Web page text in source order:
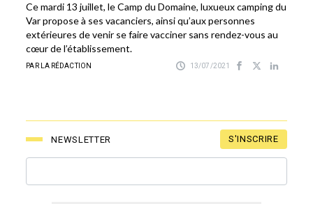
Ce mardi 13 juillet, le Camp du Domaine, luxueux camping du
Var propose à ses vacanciers, ainsi qu’aux personnes
extérieures de venir se faire vacciner sans rendez-vous au
cœur de l’établissement.
PAR LA RÉDACTION 13/07/2021
NEWSLETTER S'INSCRIRE